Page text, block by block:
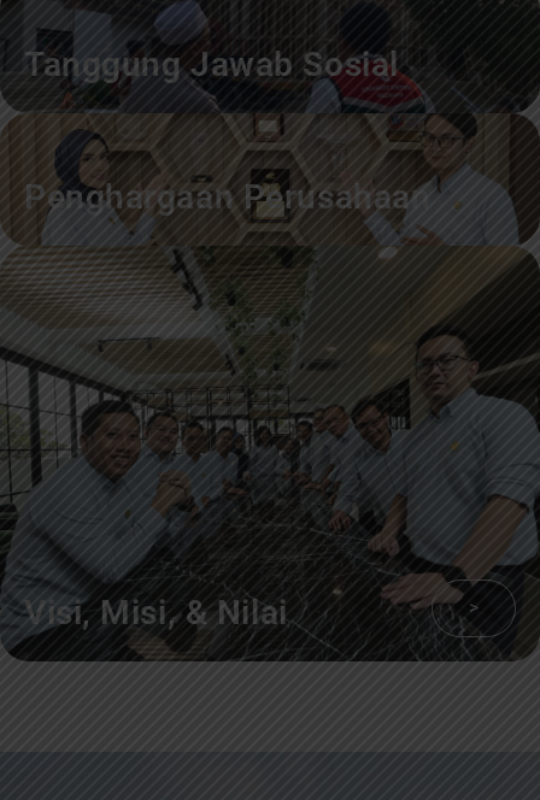
Tanggung Jawab Sosial
Penghargaan Perusahaan
Visi, Misi, & Nilai >